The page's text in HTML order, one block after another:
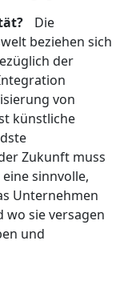
Die
beziehen sich
der
von
künstliche
Zukunft muss
sinnvolle,
Unternehmen
wo sie versagen
und